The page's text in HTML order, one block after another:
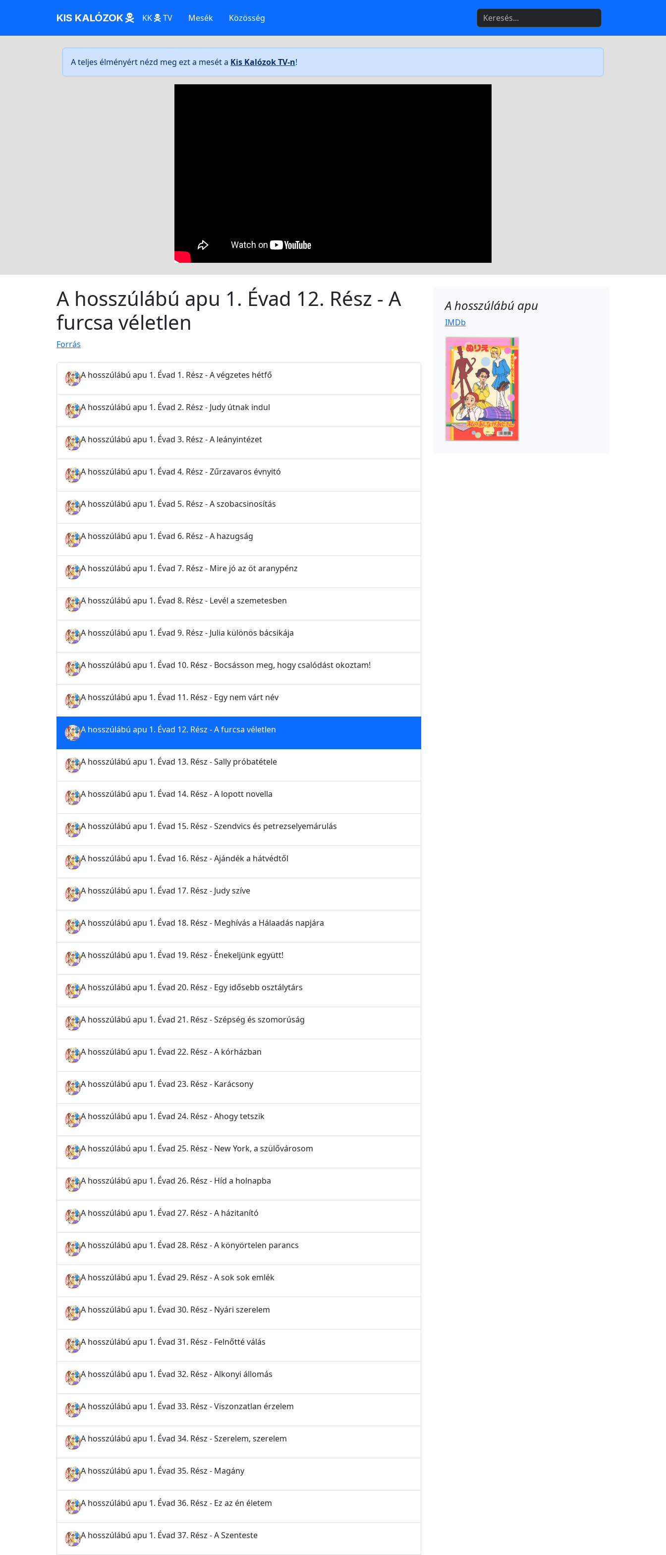
KIS KALÓZOK KK TV Mesék Közösség
A teljes élményért nézd meg ezt a mesét a Kis Kalózok TV-n!
A hosszúlábú apu 1. Évad 12. Rész - A
furcsa véletlen
Forrás
A hosszúlábú apu 1. Évad 1. Rész - A végzetes hétfő
A hosszúlábú apu 1. Évad 2. Rész - Judy útnak indul
A hosszúlábú apu 1. Évad 3. Rész - A leányintézet
A hosszúlábú apu 1. Évad 4. Rész - Zűrzavaros évnyitó
A hosszúlábú apu 1. Évad 5. Rész - A szobacsinosítás
A hosszúlábú apu 1. Évad 6. Rész - A hazugság
A hosszúlábú apu 1. Évad 7. Rész - Mire jó az öt aranypénz
A hosszúlábú apu 1. Évad 8. Rész - Levél a szemetesben
A hosszúlábú apu 1. Évad 9. Rész - Julia különös bácsikája
A hosszúlábú apu 1. Évad 10. Rész - Bocsásson meg, hogy csalódást okoztam!
A hosszúlábú apu 1. Évad 11. Rész - Egy nem várt név
A hosszúlábú apu 1. Évad 12. Rész - A furcsa véletlen
A hosszúlábú apu 1. Évad 13. Rész - Sally próbatétele
A hosszúlábú apu 1. Évad 14. Rész - A lopott novella
A hosszúlábú apu 1. Évad 15. Rész - Szendvics és petrezselyemárulás
A hosszúlábú apu 1. Évad 16. Rész - Ajándék a hátvédtől
A hosszúlábú apu 1. Évad 17. Rész - Judy szíve
A hosszúlábú apu 1. Évad 18. Rész - Meghívás a Hálaadás napjára
A hosszúlábú apu 1. Évad 19. Rész - Énekeljünk együtt!
A hosszúlábú apu 1. Évad 20. Rész - Egy idősebb osztálytárs
A hosszúlábú apu 1. Évad 21. Rész - Szépség és szomorúság
A hosszúlábú apu 1. Évad 22. Rész - A kórházban
A hosszúlábú apu 1. Évad 23. Rész - Karácsony
A hosszúlábú apu 1. Évad 24. Rész - Ahogy tetszik
A hosszúlábú apu 1. Évad 25. Rész - New York, a szülővárosom
A hosszúlábú apu 1. Évad 26. Rész - Híd a holnapba
A hosszúlábú apu 1. Évad 27. Rész - A házitanító
A hosszúlábú apu 1. Évad 28. Rész - A könyörtelen parancs
A hosszúlábú apu 1. Évad 29. Rész - A sok sok emlék
A hosszúlábú apu 1. Évad 30. Rész - Nyári szerelem
A hosszúlábú apu 1. Évad 31. Rész - Felnőtté válás
A hosszúlábú apu 1. Évad 32. Rész - Alkonyi állomás
A hosszúlábú apu 1. Évad 33. Rész - Viszonzatlan érzelem
A hosszúlábú apu 1. Évad 34. Rész - Szerelem, szerelem
A hosszúlábú apu 1. Évad 35. Rész - Magány
A hosszúlábú apu 1. Évad 36. Rész - Ez az én életem
A hosszúlábú apu 1. Évad 37. Rész - A Szenteste
A hosszúlábú apu
IMDb